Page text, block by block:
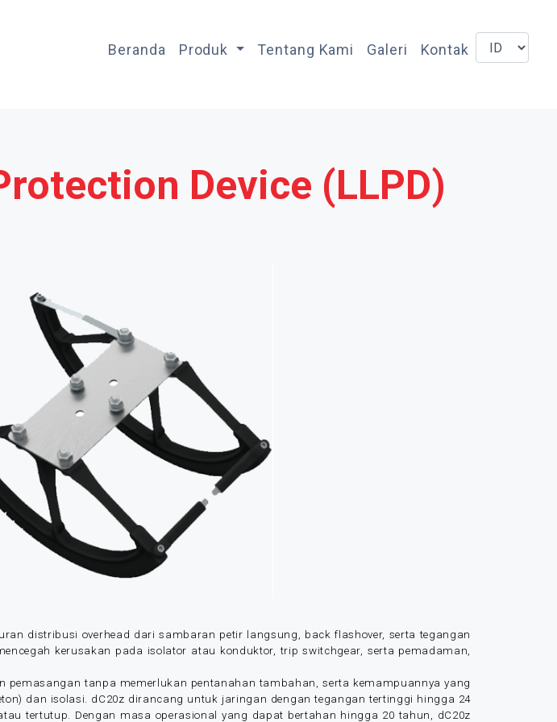
Beranda Produk Tentang Kami Galeri Kontak
Device (LLPD)
distribusi overhead dari sambaran petir langsung, back flashover, serta tegangan
kerusakan pada isolator atau konduktor, trip switchgear, serta pemadaman,
pemasangan tanpa memerlukan pentanahan tambahan, serta kemampuannya yang
dan isolasi. dC20z dirancang untuk jaringan dengan tegangan tertinggi hingga 24
tertutup. Dengan masa operasional yang dapat bertahan hingga 20 tahun, dC20z